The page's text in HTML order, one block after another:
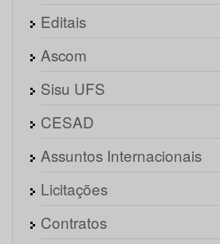
Editais
Ascom
Sisu UFS
CESAD
Assuntos Internacionais
Licitações
Contratos